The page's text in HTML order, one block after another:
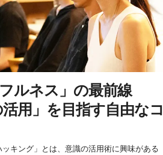
ルネス」の最前線
用」を目指す自由なコ
ッキング」とは、意識の活用術に興味がある